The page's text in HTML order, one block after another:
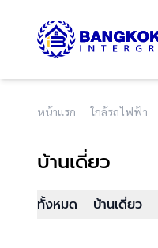
หน้าแรก ใกล้รถไฟฟ้า
บ้านเดี่ยว
ทั้งหมด บ้านเดี่ยว